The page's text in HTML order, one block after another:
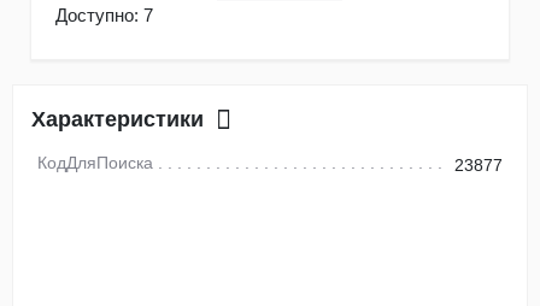
Доступно: 7
Характеристики
КодДляПоиска 23877